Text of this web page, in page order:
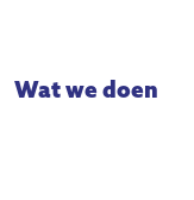
Wat we doen